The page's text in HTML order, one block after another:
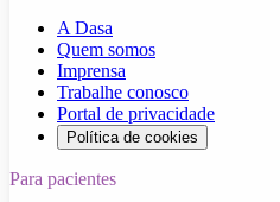
A Dasa
Quem somos
Imprensa
Trabalhe conosco
Portal de privacidade
Política de cookies
Para pacientes